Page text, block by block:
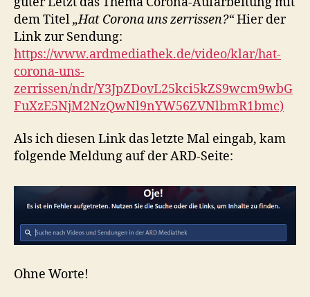
dem Titel„Hat Corona uns zerrissen?“Hier der
Link zur Sendung:
https://www.ardmediathek.de/video/klar/hat-
corona-uns-
zerrissen/ndr/Y3JpZDovL25kci5kZS9wcm9wbG
FuXzE5NjM2NzQwNl9nYW56ZVNlbmR1bmc)
Als ich diesen Link das letzte Mal eingab, kam
folgende Meldung auf der ARD-Seite:
Ohne Worte!